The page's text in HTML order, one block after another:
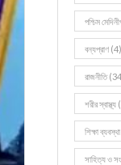
পশ্চিম
বন্যপ্রাণ (4)
রাজনীতি
শরীর স্বাস্থ্য
শিক্ষা ব্যবস্থা
সাহিত্য ও